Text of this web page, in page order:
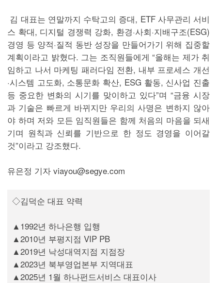
김 대표는 연말까지 수탁고의 증대, ETF 사무관리 서비
스 확대, 디지털 경쟁력 강화, 환경·사회·지배구조(ESG)
경영 등 양적·질적 동반 성장을 만들어가기 위해 집중할
계획이라고 밝혔다. 그는 조직원들에게 “올해는 제가 취
임하고 나서 마케팅 패러다임 전환, 내부 프로세스 개선
·시스템 고도화, 소통문화 확산, ESG 활동, 신사업 진출
등 중요한 변화의 시기를 맞이하고 있다”며 “금융 시장
과 기술은 빠르게 바뀌지만 우리의 사명은 변하지 않아
야 하며 저와 모든 임직원들은 함께 처음의 마음을 되새
기며 원칙과 신뢰를 기반으로 한 정도 경영을 이어갈
것”이라고 강조했다.
유은정 기자 viayou@segye.com
◇김덕순 대표 약력
▲1992년 하나은행 입행
▲2010년 부평지점 VIP PB
▲2019년 낙성대역지점 지점장
▲2023년 북부영업본부 지역대표
▲2025년 1월 하나펀드서비스 대표이사